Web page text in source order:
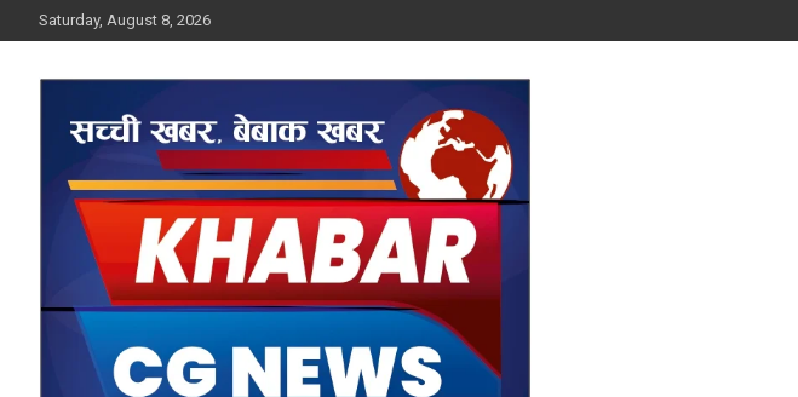
to
Saturday, August 8, 2026